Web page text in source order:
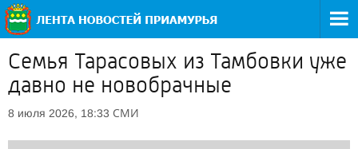
Семья Тарасовых из Тамбовки уже
давно не новобрачные
8 июля 2026, 18:33 СМИ